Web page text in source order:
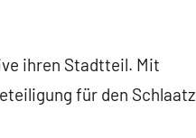
ihren Stadtteil. Mit
für den Schlaatz